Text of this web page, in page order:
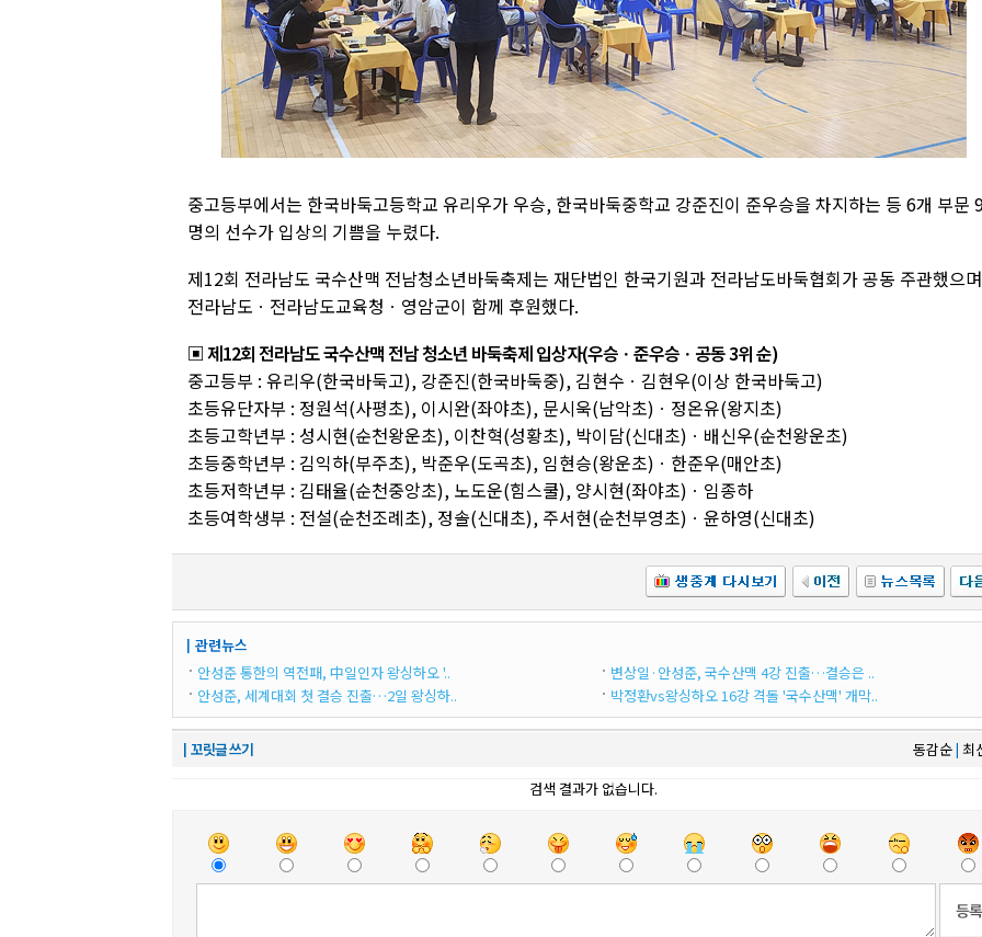
중고등부에서는 한국바둑고등학교 유리우가 우승, 한국바둑중학교 강준진이 준우승을 차지하는 등 6개 부문
명의 선수가 입상의 기쁨을 누렸다.
제12회 전라남도 국수산맥 전남청소년바둑축제는 재단법인 한국기원과 전라남도바둑협회가 공동 주관했으
전라남도ㆍ전라남도교육청ㆍ영암군이 함께 후원했다.
▣ 제12회 전라남도 국수산맥 전남 청소년 바둑축제 입상자(우승ㆍ준우승ㆍ공동 3위 순)
중고등부 : 유리우(한국바둑고), 강준진(한국바둑중), 김현수ㆍ김현우(이상 한국바둑고)
초등유단자부 : 정원석(사평초), 이시완(좌야초), 문시욱(남악초)ㆍ정온유(왕지초)
초등고학년부 : 성시현(순천왕운초), 이찬혁(성황초), 박이담(신대초)ㆍ배신우(순천왕운초)
초등중학년부 : 김익하(부주초), 박준우(도곡초), 임현승(왕운초)ㆍ한준우(매안초)
초등저학년부 : 김태율(순천중앙초), 노도운(힘스쿨), 양시현(좌야초)ㆍ임종하
초등여학생부 : 전설(순천조례초), 정솔(신대초), 주서현(순천부영초)ㆍ윤하영(신대초)
┃관련뉴스
안성준 통한의 역전패, 中일인자 왕싱하오 '..
안성준, 세계대회 첫 결승 진출…2일 왕싱하..
변상일·안성준, 국수산맥 4강 진출…결승은 ..
박정환vs왕싱하오 16강 격돌 '국수산맥' 개막..
┃꼬릿글 쓰기 동감순| 최
검색 결과가 없습니다.